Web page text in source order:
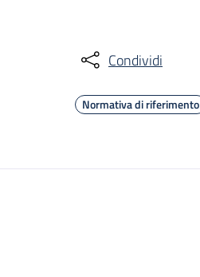
Condividi
Normativa di riferimento